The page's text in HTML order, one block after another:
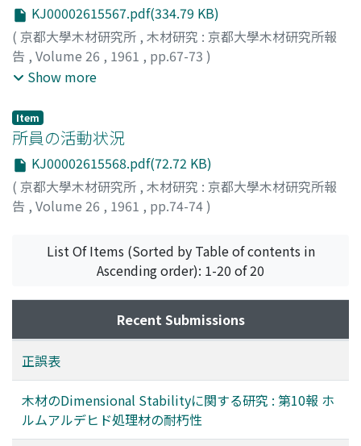
KJ00002615567.pdf(334.79 KB)
( 京都大學木材研究所 , 木材研究 : 京都大學木材研究所報
告 , Volume 26 , 1961 , pp.67-73 )
上山, 昭則;荒木, 幹夫
ミキオ
Show more
Item
所員の活動状況
KJ00002615568.pdf(72.72 KB)
( 京都大學木材研究所 , 木材研究 : 京都大學木材研究所報
告 , Volume 26 , 1961 , pp.74-74)
List Of Items (Sorted by Table of contents in
Ascending order): 1-20 of 20
Recent Submissions
正誤表
木材のDimensional Stabilityに関する研究 : 第10報 ホ
ルムアルデヒド処理材の耐朽性